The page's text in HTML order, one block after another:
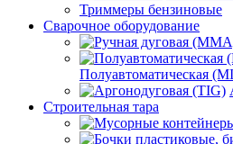
Триммеры бензиновые
Сварочное оборудование
Полуавтоматическая
Строительная тара